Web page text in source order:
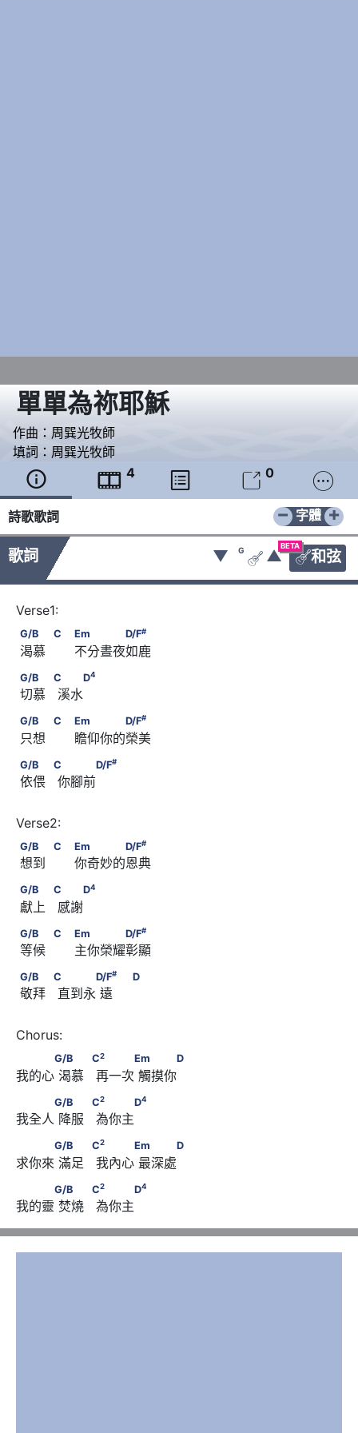
單單為祢耶穌
作曲： 周巽光牧師
填詞： 周巽光牧師
  4   0 
詩歌歌詞 − +
字體
歌詞
BETA
和弦
▼ G
 ▲
G/B      　　            C             Em　　　　D/F
G/B C Em D/F#
渴慕  　  不分晝夜如鹿
G/B      　　            C      　　D
G/B C D4
切慕   溪水
G/B      　　            C             Em　　　　D/F
G/B C Em D/F#
只想  　  瞻仰你的榮美
G/B      　　            C      　　　D/F
G/B C D/F#
依偎   你腳前
G/B      　　            C             Em　　　　D/F
G/B C Em D/F#
想到  　  你奇妙的恩典
G/B      　　            C      　　D
G/B C D4
獻上   感謝
G/B      　　            C             Em　　　　D/F
G/B C Em D/F#
等候  　  主你榮耀彰顯
G/B      　　            C      　　　D/F
D
G/B C D/F# D
敬拜   直到永 遠
G/B      　　            C
D
G/B C2 Em D
我的心 渴慕   再一次 觸摸你
G/B      　　            C
G/B C2 D4
我全人 降服   為你主
G/B      　　            C
D
G/B C2 Em D
求你來 滿足   我內心 最深處
G/B      　　            C
G/B C2 D4
我的靈 焚燒   為你主